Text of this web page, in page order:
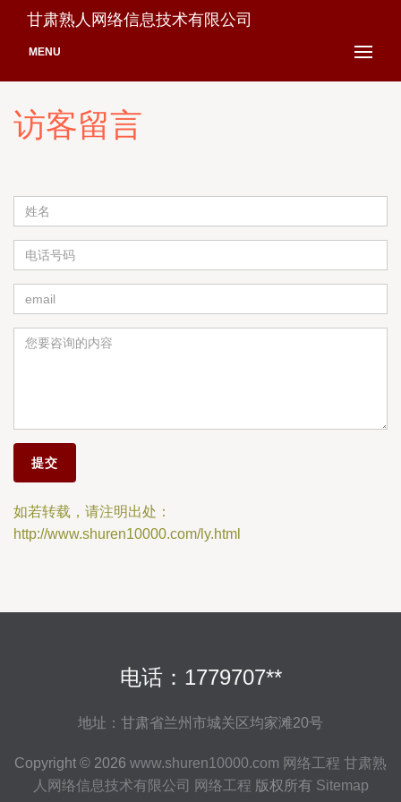
甘肃熟人网络信息技术有限公司
MENU
访客留言
如若转载，请注明出处：
http://www.shuren10000.com/ly.html
电话：1779707**
地址：甘肃省兰州市城关区均家滩20号
Copyright © 2026 www.shuren10000.com 网络工程 甘肃熟
人网络信息技术有限公司
网络工程 版权所有 Sitemap